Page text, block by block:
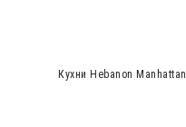
Кухни Hebanon Manhattan